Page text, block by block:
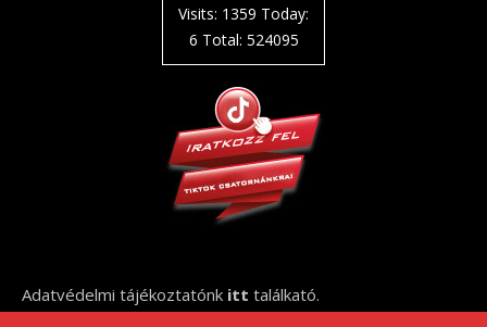
Visits: 1359 Today:
6 Total: 524095
Adatvédelmi tájékoztatónk itt találkató.